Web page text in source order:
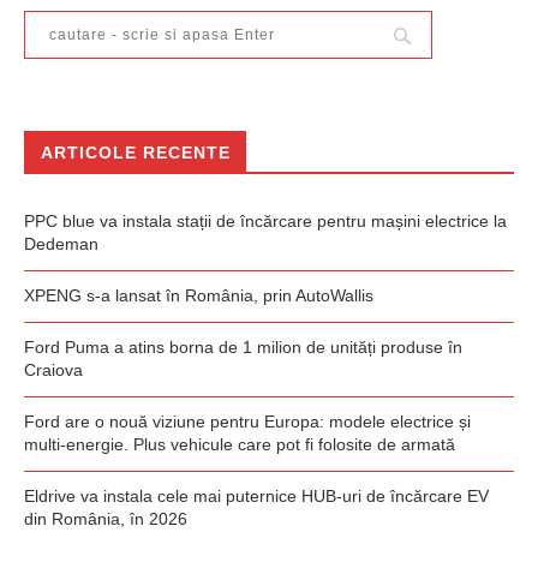
ARTICOLE RECENTE
PPC blue va instala stații de încărcare pentru mașini electrice la
Dedeman
XPENG s-a lansat în România, prin AutoWallis
Ford Puma a atins borna de 1 milion de unități produse în
Craiova
Ford are o nouă viziune pentru Europa: modele electrice și
multi-energie. Plus vehicule care pot fi folosite de armată
Eldrive va instala cele mai puternice HUB-uri de încărcare EV
din România, în 2026